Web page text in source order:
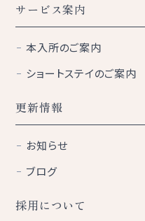
サービス案内
本入所のご案内
ショートステイのご案内
更新情報
お知らせ
ブログ
採用について